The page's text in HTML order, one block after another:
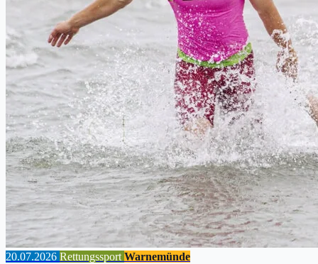
20.07.2026 Rettungssport Warnemünde